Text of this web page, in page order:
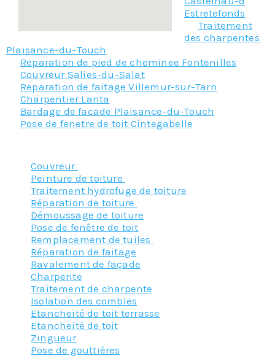
Estretefonds
Traitement
des charpentes
Plaisance-du-Touch
Reparation de pied de cheminee Fontenilles
Couvreur Salies-du-Salat
Reparation de faitage Villemur-sur-Tarn
Charpentier Lanta
Bardage de facade Plaisance-du-Touch
Pose de fenetre de toit Cintegabelle
Couvreur
Peinture de toiture
Traitement hydrofuge de toiture
Réparation de toiture
Démoussage de toiture
Pose de fenêtre de toit
Remplacement de tuiles
Réparation de faitage
Ravalement de façade
Charpente
Traitement de charpente
Isolation des combles
Etancheité de toit terrasse
Etancheité de toit
Zingueur
Pose de gouttières